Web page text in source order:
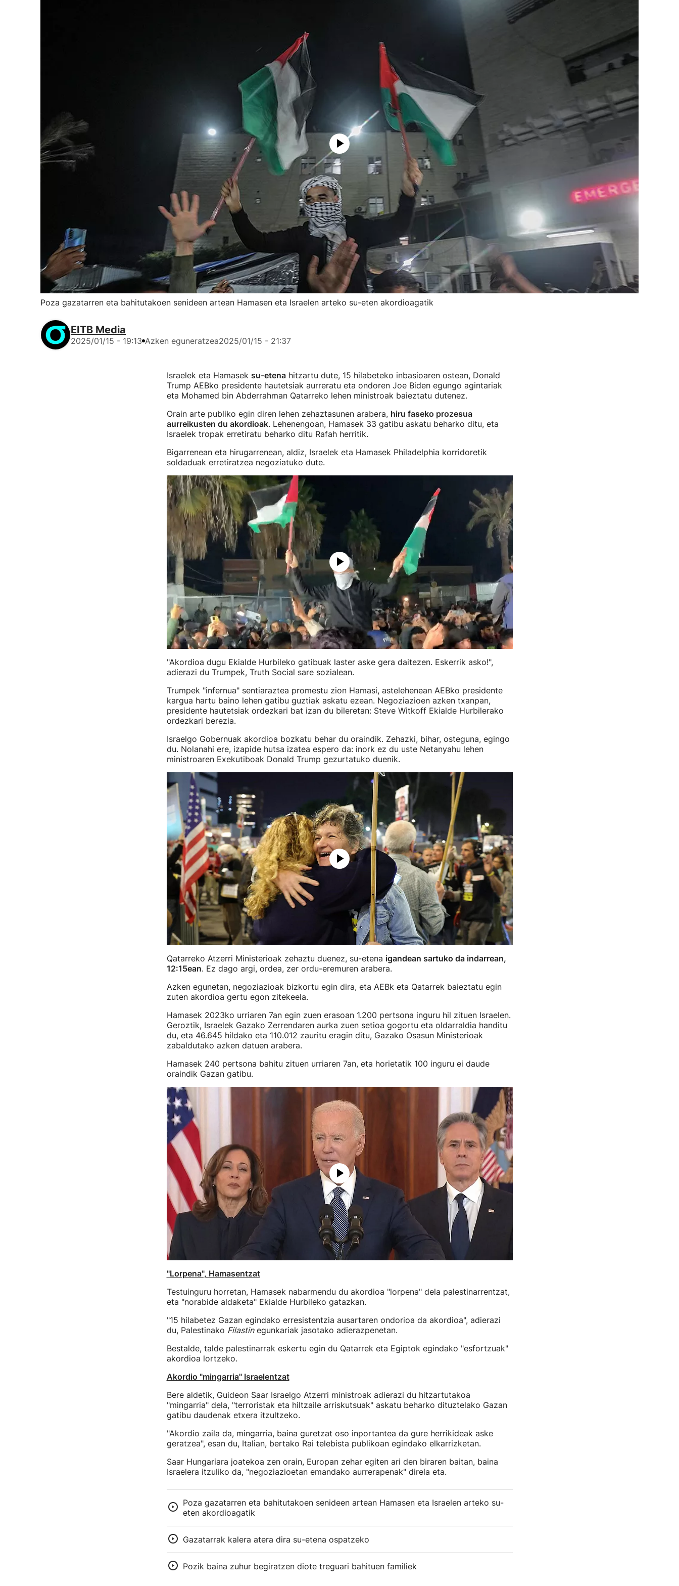
Poza gazatarren eta bahitutakoen senideen artean Hamasen eta Israelen arteko su-eten akordioagatik
EITB Media
2025/01/15 - 19:13 Azken eguneratzea2025/01/15 - 21:37
Israelek eta Hamasek su-etenahitzartu dute, 15 hilabeteko inbasioaren ostean, Donald
Trump AEBko presidente hautetsiak aurreratu eta ondoren Joe Biden egungo agintariak
eta Mohamed bin Abderrahman Qatarreko lehen ministroak baieztatu dutenez.
Orain arte publiko egin diren lehen zehaztasunen arabera, hiru faseko prozesua
aurreikusten du akordioak. Lehenengoan, Hamasek 33 gatibu askatu beharko ditu, eta
Israelek tropak erretiratu beharko ditu Rafah herritik.
Bigarrenean eta hirugarrenean, aldiz, Israelek eta Hamasek Philadelphia korridoretik
soldaduak erretiratzea negoziatuko dute.
"Akordioa dugu Ekialde Hurbileko gatibuak laster aske gera daitezen. Eskerrik asko!",
adierazi du Trumpek, Truth Social sare sozialean.
Trumpek "infernua" sentiaraztea promestu zion Hamasi, astelehenean AEBko presidente
kargua hartu baino lehen gatibu guztiak askatu ezean. Negoziazioen azken txanpan,
presidente hautetsiak ordezkari bat izan du bileretan: Steve Witkoff Ekialde Hurbilerako
ordezkari berezia.
Israelgo Gobernuak akordioa bozkatu behar du oraindik. Zehazki, bihar, osteguna, egingo
du. Nolanahi ere, izapide hutsa izatea espero da: inork ez du uste Netanyahu lehen
ministroaren Exekutiboak Donald Trump gezurtatuko duenik.
Qatarreko Atzerri Ministerioak zehaztu duenez, su-etena igandean sartuko da indarrean,
12:15ean. Ez dago argi, ordea, zer ordu-eremuren arabera.
Azken egunetan, negoziazioak bizkortu egin dira, eta AEBk eta Qatarrek baieztatu egin
zuten akordioa gertu egon zitekeela.
Hamasek 2023ko urriaren 7an egin zuen erasoan 1.200 pertsona inguru hil zituen Israelen.
Geroztik, Israelek Gazako Zerrendaren aurka zuen setioa gogortu eta oldarraldia handitu
du, eta 46.645 hildako eta 110.012 zauritu eragin ditu, Gazako Osasun Ministerioak
zabaldutako azken datuen arabera.
Hamasek 240 pertsona bahitu zituen urriaren 7an, eta horietatik 100 inguru ei daude
oraindik Gazan gatibu.
"Lorpena", Hamasentzat
Testuinguru horretan, Hamasek nabarmendu du akordioa "lorpena" dela palestinarrentzat,
eta "norabide aldaketa" Ekialde Hurbileko gatazkan.
"15 hilabetez Gazan egindako erresistentzia ausartaren ondorioa da akordioa", adierazi
du, Palestinako Filastinegunkariak jasotako adierazpenetan.
Bestalde, talde palestinarrak eskertu egin du Qatarrek eta Egiptok egindako "esfortzuak"
akordioa lortzeko.
Akordio "mingarria" Israelentzat
Bere aldetik, Guideon Saar Israelgo Atzerri ministroak adierazi du hitzartutakoa
"mingarria" dela, "terroristak eta hiltzaile arriskutsuak" askatu beharko dituztelako Gazan
gatibu daudenak etxera itzultzeko.
"Akordio zaila da, mingarria, baina guretzat oso inportantea da gure herrikideak aske
geratzea", esan du, Italian, bertako Rai telebista publikoan egindako elkarrizketan.
Saar Hungariara joatekoa zen orain, Europan zehar egiten ari den biraren baitan, baina
Israelera itzuliko da, "negoziazioetan emandako aurrerapenak" direla eta.
Poza gazatarren eta bahitutakoen senideen artean Hamasen eta Israelen arteko su-
eten akordioagatik
Gazatarrak kalera atera dira su-etena ospatzeko
Pozik baina zuhur begiratzen diote treguari bahituen familiek